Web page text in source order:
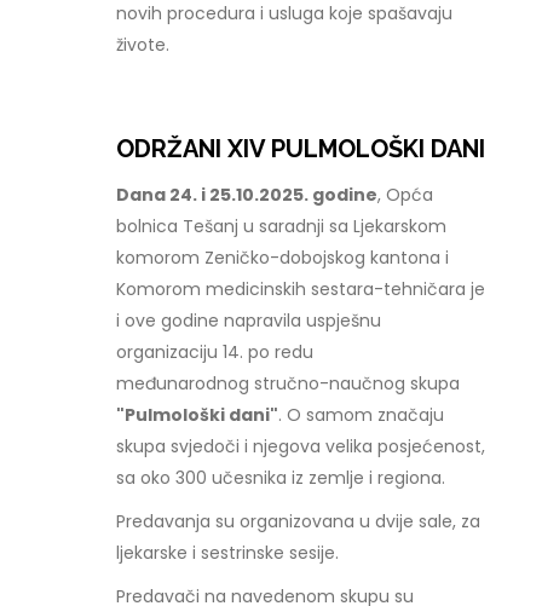
novih procedura i usluga koje spašavaju
živote.
ODRŽANI XIV PULMOLOŠKI DANI
Dana 24. i 25.10.2025. godine, Opća
bolnica Tešanj u saradnji sa Ljekarskom
komorom Zeničko-dobojskog kantona i
Komorom medicinskih sestara-tehničara je
i ove godine napravila uspješnu
organizaciju 14. po redu
međunarodnog stručno-naučnog skupa
"Pulmološki dani". O samom značaju
skupa svjedoči i njegova velika posjećenost,
sa oko 300 učesnika iz zemlje i regiona.
Predavanja su organizovana u dvije sale, za
ljekarske i sestrinske sesije.
Predavači na navedenom skupu su